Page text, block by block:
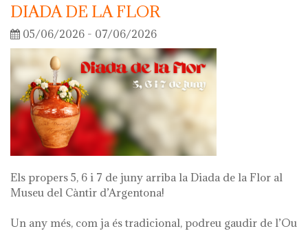
DIADA DE LA FLOR
05/06/2026 - 07/06/2026
Els propers 5, 6 i 7 de juny arriba la Diada de la Flor al
Museu del Càntir d’Argentona!
Un any més, com ja és tradicional, podreu gaudir de l’Ou